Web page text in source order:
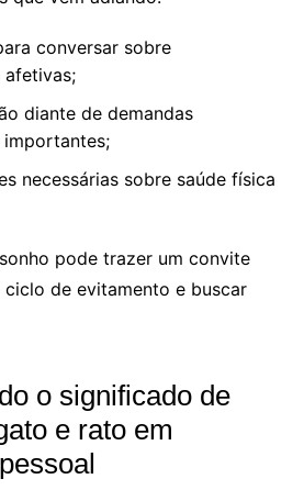
conversar sobre
diante de demandas
necessárias sobre saúde física
pode trazer um convite
de evitamento e buscar
o significado de
e rato em